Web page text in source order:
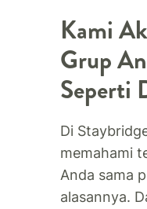
Kami
Grup
Seperti
Di
memahami
Anda sama
alasannya.